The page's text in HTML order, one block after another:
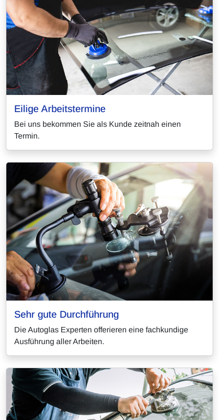
Eilige Arbeitstermine
Bei uns bekommen Sie als Kunde zeitnah einen
Termin.
Sehr gute Durchführung
Die Autoglas Experten offerieren eine fachkundige
Ausführung aller Arbeiten.